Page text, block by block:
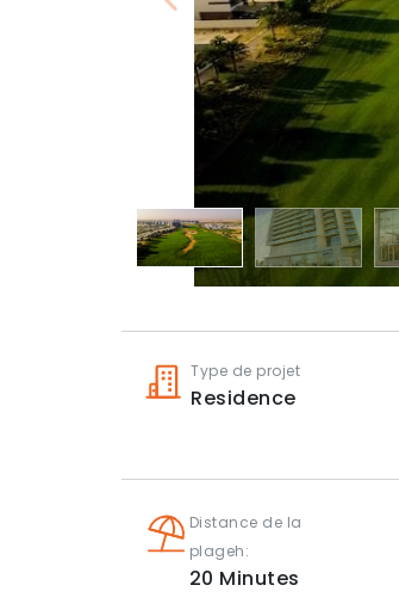
Type de projet
Residence
Distance de la
plageh:
20 Minutes